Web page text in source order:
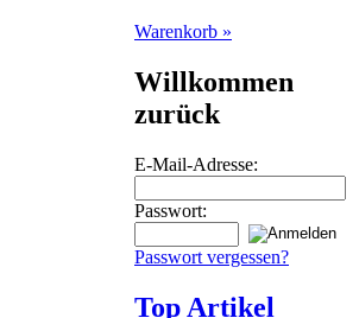
Warenkorb »
Willkommen
zurück
E-Mail-Adresse:
Passwort:
Passwort vergessen?
Top Artikel